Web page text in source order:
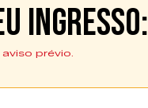
ingresso:
prévio.